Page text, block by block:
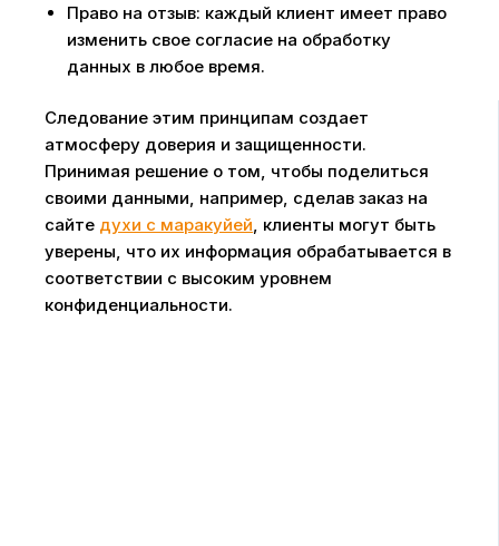
Право на отзыв: каждый клиент имеет право
изменить свое согласие на обработку
данных в любое время.
Следование этим принципам создает
атмосферу доверия и защищенности.
Принимая решение о том, чтобы поделиться
своими данными, например, сделав заказ на
сайте духи с маракуйей, клиенты могут быть
уверены, что их информация обрабатывается в
соответствии с высоким уровнем
конфиденциальности.